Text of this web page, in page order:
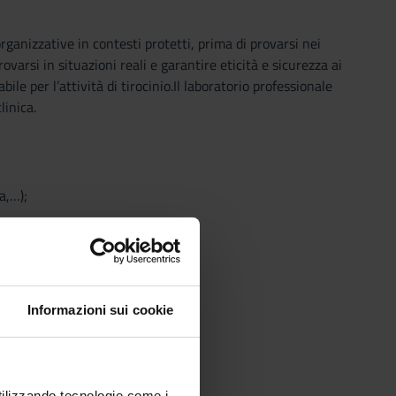
Informazioni sui cookie
in contesti protetti, prima di provarsi nei
in situazioni reali e garantire eticità e sicurezza ai
per l’attività di tirocinio.Il laboratorio professionale